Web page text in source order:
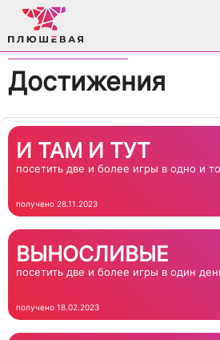
ФОТО
АЛЬБОМЫ
ВСЕ ФОТО
О НАС
АНАЛИТИКА
ДОСТИЖЕНИЯ
БРЕНДИНГ
ВХОД / РЕГИСТРАЦИЯ
Достижения
И ТАМ И ТУТ
посетить две и более игры в одно и
получено 28.11.2023
ВЫНОСЛИВЫЕ
посетить две и более игры в один
получено 18.02.2023